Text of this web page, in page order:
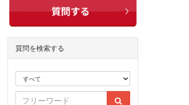
質問を検索する